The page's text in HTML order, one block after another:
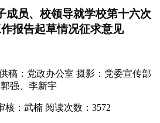
成员、校领导就学校第十六次
报告起草情况征求意见
稿：党政办公室 摄影：党委宣传部
郭强、李新宇
核：武楠 阅读次数： 3572